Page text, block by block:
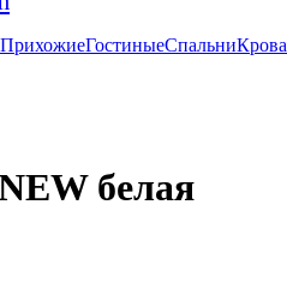
ПрихожиеГостиныеСпальни
белая